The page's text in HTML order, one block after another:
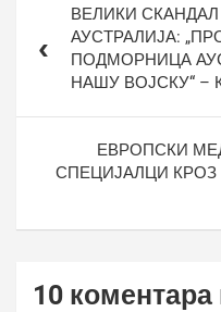
чланкаВЕЛИКИ
АУСТРАЛИЈА:
ПОДМОРНИЦА
НАШУ ВОЈСКУ“ –
ЕВРОПСКИ
СПЕЦИЈАЛЦИ
10 коментара